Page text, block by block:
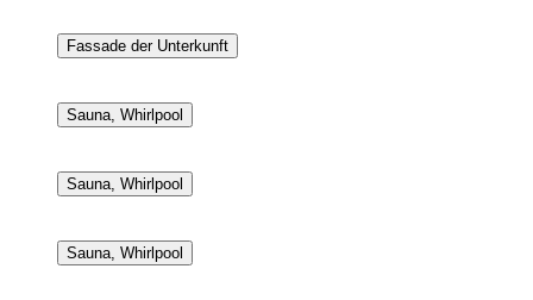
Fassade der Unterkunft
Sauna, Whirlpool
Sauna, Whirlpool
Sauna, Whirlpool